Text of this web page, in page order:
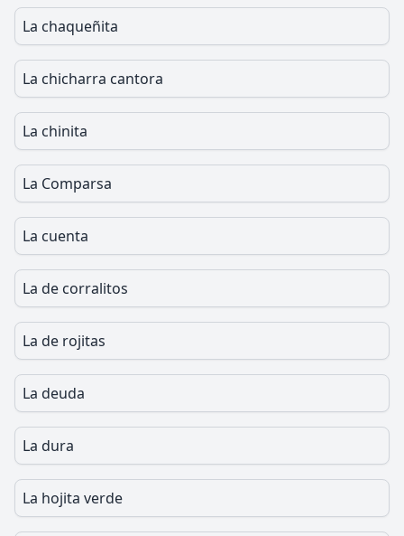
La chaqueñita
La chicharra cantora
La chinita
La Comparsa
La cuenta
La de corralitos
La de rojitas
La deuda
La dura
La hojita verde